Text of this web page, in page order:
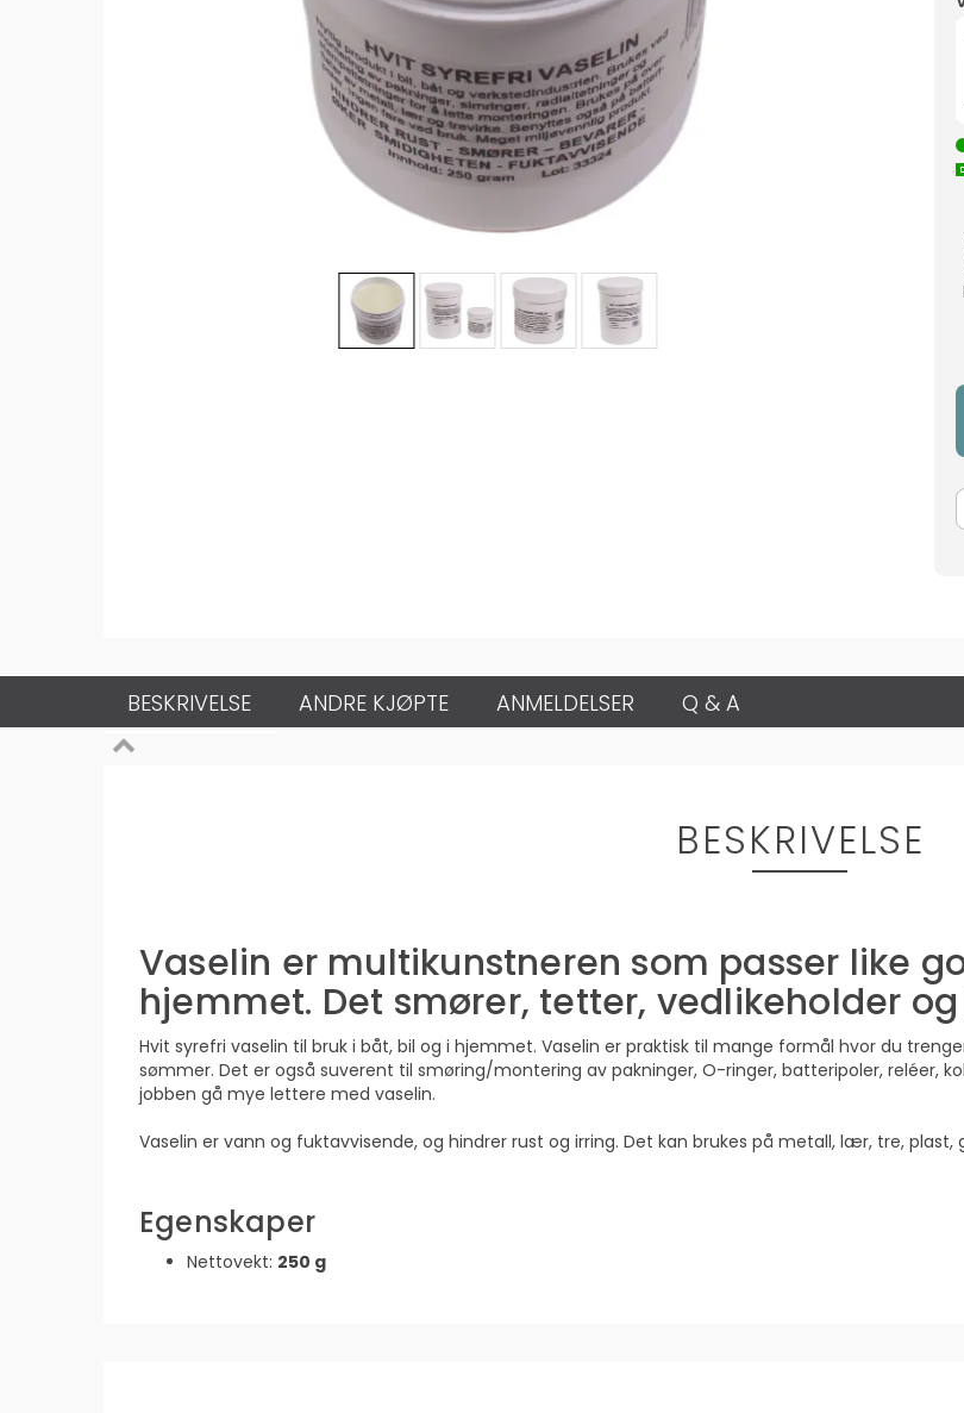
BESKRIVELSE ANDRE KJØPTE ANMELDELSER Q & A
BESKRIVELSE
Vaselin er multikunstneren som passer like
hjemmet. Det smører, tetter, vedlikeholder
Hvit syrefri vaselin til bruk i båt, bil og i hjemmet. Vaselin er praktisk til mange formål hvor du
sømmer. Det er også suverent til smøring/montering av pakninger, O-ringer, batteripoler, reléer,
jobben gå mye lettere med vaselin.
Vaselin er vann og fuktavvisende, og hindrer rust og irring. Det kan brukes på metall, lær, tre,
Egenskaper
Nettovekt: 250 g